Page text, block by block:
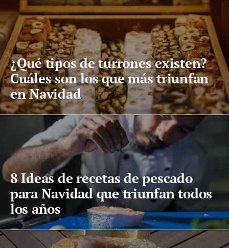
¿Qué tipos de turrones existen?
Cuáles son los que más triunfan
en Navidad
8 Ideas de recetas de pescado
para Navidad que triunfan todos
los años